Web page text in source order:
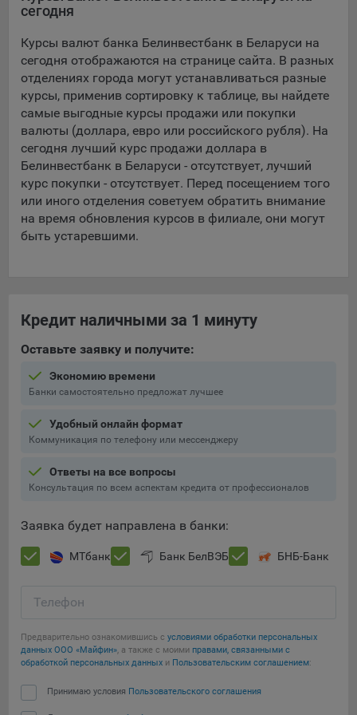
рекламы пользователю.
применяемые при регистрации либо входе в систему, или
для оставления отзыва либо комментария. Данные файлы
cookie используются в целях обеспечения корректной
работы сайтов и полноценного использования его
функционала пользователем, не могут быть отключены в
системах. Вместе с тем, пользователь может настроить
браузер, чтобы он блокировал такие файлы сookie или
уведомлял пользователя об их использовании — но в таком
случае некоторые разделы сайта могут не работать).
предпочтений пользователя, в том числе имени
повторных прохождений опросов пользователями.
Подобные функции улучшают условия работы
пользователей с сайтом.
контента. Данные файлы cookie собирают информацию о
выборе пользователя на сайте и его предпочтениях и
позволяют Обществу «запомнить» информацию о
выбранном пользователем городе и других местных
9.4. Аналитические файлы cookie, например
Яндекс.Метрика, Google Analytics. Данные файлы cookie
использовал сайты, и позволяют Обществу вносить в них
улучшения.
Аналитические файлы cookie показывают, какие страницы
сайта Общества посещаются чаще всего, помогают
сайта, а также позволяют оценить эффективность
сегодня
Курсы валют банка Белинвестбанк в Беларуси на
сегодня отображаются на странице сайта. В разных
отделениях города могут устанавливаться разные
курсы, применив сортировку к таблице, вы найдете
самые выгодные курсы продажи или покупки
валюты (доллара, евро или российского рубля). На
сегодня лучший курс продажи доллара в
Белинвестбанк в Беларуси - отсутствует, лучший
курс покупки - отсутствует. Перед посещением того
или иного отделения советуем обратить внимание
на время обновления курсов в филиале, они могут
быть устаревшими.
Кредит наличными за 1 минуту
Оставьте заявку и получите:
Экономию времени
Банки самостоятельно предложат лучшее
Удобный онлайн формат
Коммуникация по телефону или мессенджеру
Ответы на все вопросы
Консультация по всем аспектам кредита от профессионалов
Заявка будет направлена в банки:
МТбанк Банк БелВЭБ БНБ-Банк
Телефон
Предварительно ознакомившись с условиями обработки персональных
данных ООО «Майфин», а также с моими правами, связанными с
обработкой персональных данных и Пользовательским соглашением:
Принимаю условия Пользовательского соглашения